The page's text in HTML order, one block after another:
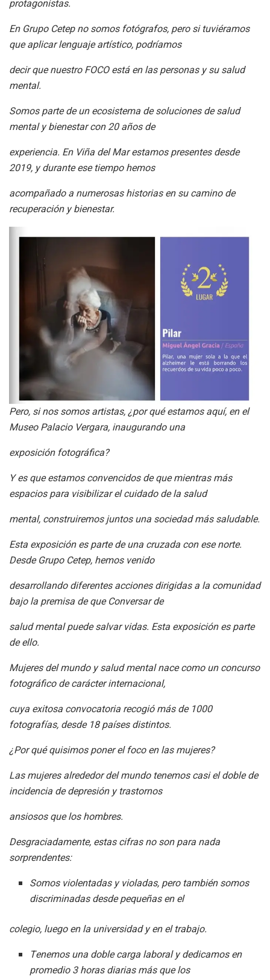
protagonistas.
En Grupo Cetep no somos fotógrafos, pero si tuviéramos
que aplicar lenguaje artístico, podríamos
decir que nuestro FOCO está en las personas y su salud
mental.
Somos parte de un ecosistema de soluciones de salud
mental y bienestar con 20 años de
experiencia. En Viña del Mar estamos presentes desde
2019, y durante ese tiempo hemos
acompañado a numerosas historias en su camino de
recuperación y bienestar.
Pero, si nos somos artistas, ¿por qué estamos aquí, en el
Museo Palacio Vergara, inaugurando una
exposición fotográfica?
Y es que estamos convencidos de que mientras más
espacios para visibilizar el cuidado de la salud
mental, construiremos juntos una sociedad más saludable.
Esta exposición es parte de una cruzada con ese norte.
Desde Grupo Cetep, hemos venido
desarrollando diferentes acciones dirigidas a la comunidad
bajo la premisa de que Conversar de
salud mental puede salvar vidas. Esta exposición es parte
de ello.
Mujeres del mundo y salud mental nace como un concurso
fotográfico de carácter internacional,
cuya exitosa convocatoria recogió más de 1000
fotografías, desde 18 países distintos.
¿Por qué quisimos poner el foco en las mujeres?
Las mujeres alrededor del mundo tenemos casi el doble de
incidencia de depresión y trastornos
ansiosos que los hombres.
Desgraciadamente, estas cifras no son para nada
sorprendentes:
Somos violentadas y violadas, pero también somos
discriminadas desde pequeñas en el
colegio, luego en la universidad y en el trabajo.
Tenemos una doble carga laboral y dedicamos en
promedio 3 horas diarias más que los